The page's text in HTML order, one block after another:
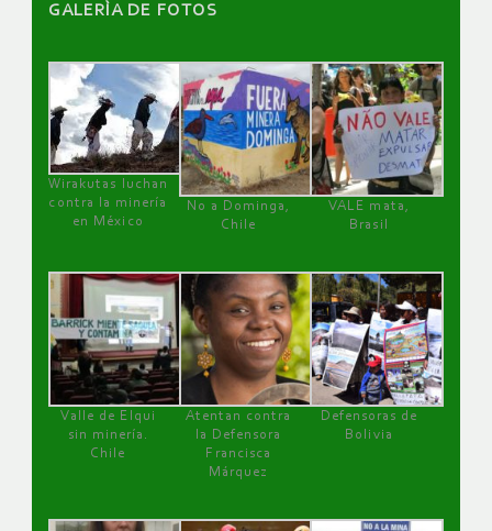
GALERÌA DE FOTOS
Wirakutas luchan
contra la minería
en México
No a Dominga,
Chile
VALE mata,
Brasil
Valle de Elqui
sin minería.
Chile
Atentan contra
la Defensora
Francisca
Márquez
Defensoras de
Bolivia